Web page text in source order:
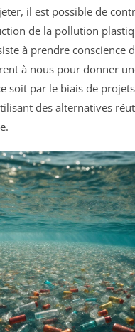
il est possible de
de la pollution
à prendre conscience
à nous pour donner
soit par le biais de
des alternatives